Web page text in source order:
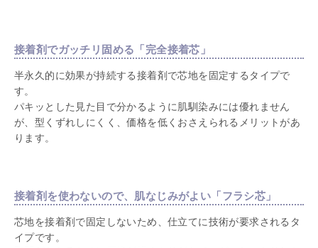
接着剤でガッチリ固める「完全接着芯」
半永久的に効果が持続する接着剤で芯地を固定するタイプで
す。
パキッとした見た目で分かるように肌馴染みには優れません
が、型くずれしにくく、価格を低くおさえられるメリットがあ
ります。
接着剤を使わないので、肌なじみがよい「フラシ芯」
芯地を接着剤で固定しないため、仕立てに技術が要求されるタ
イプです。